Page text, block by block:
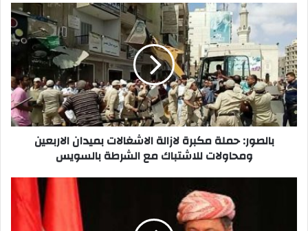
بالصور:
حملة
مكبرة
لازالة
الاشغالات
بميدان
الاربعين
ومحاولات
للاشتباك
بالصور: حملة مكبرة لازالة الاشغالات بميدان الاربعين
ومحاولات للاشتباك مع الشرطة بالسويس